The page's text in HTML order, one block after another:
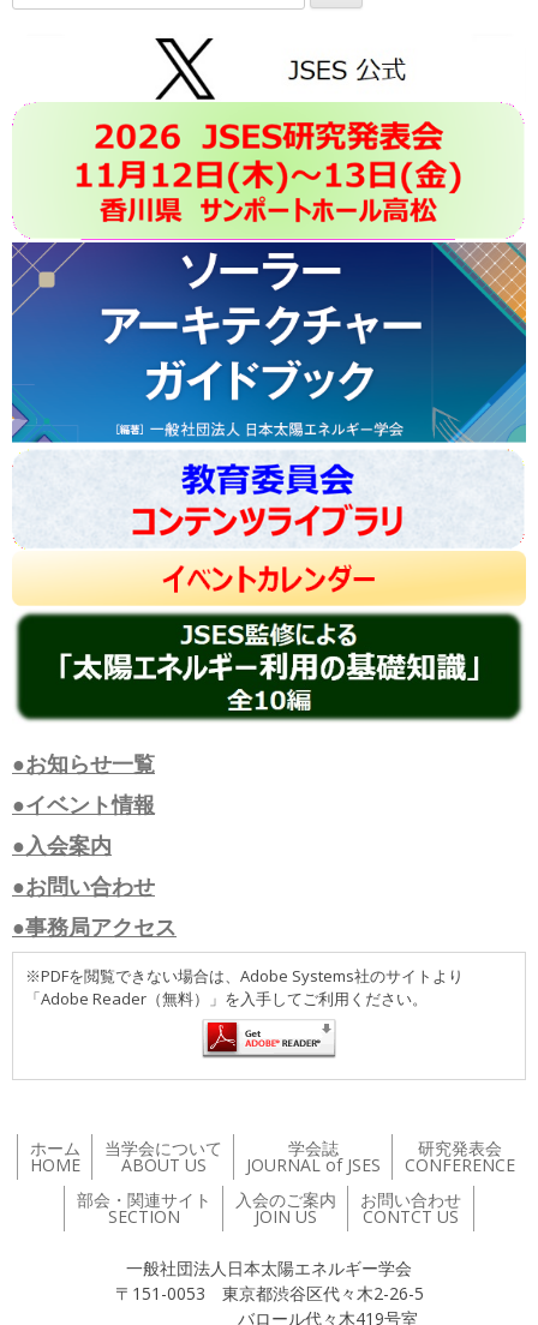
索:
●お知らせ一覧
●イベント情報
●入会案内
●お問い合わせ
●事務局アクセス
※PDFを閲覧できない場合は、Adobe Systems社のサイトより
「Adobe Reader（無料）」を入手してご利用ください。
ホーム
HOME
当学会について
ABOUT US
学会誌
JOURNAL of JSES
研究発表会
CONFERENCE
部会・関連サイト
SECTION
入会のご案内
JOIN US
お問い合わせ
CONTCT US
一般社団法人日本太陽エネルギー学会
〒151-0053 東京都渋谷区代々木2-26-5
バロール代々木419号室